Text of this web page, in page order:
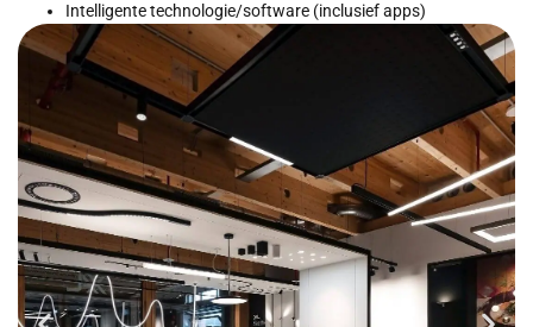
Intelligente technologie/software (inclusief apps)